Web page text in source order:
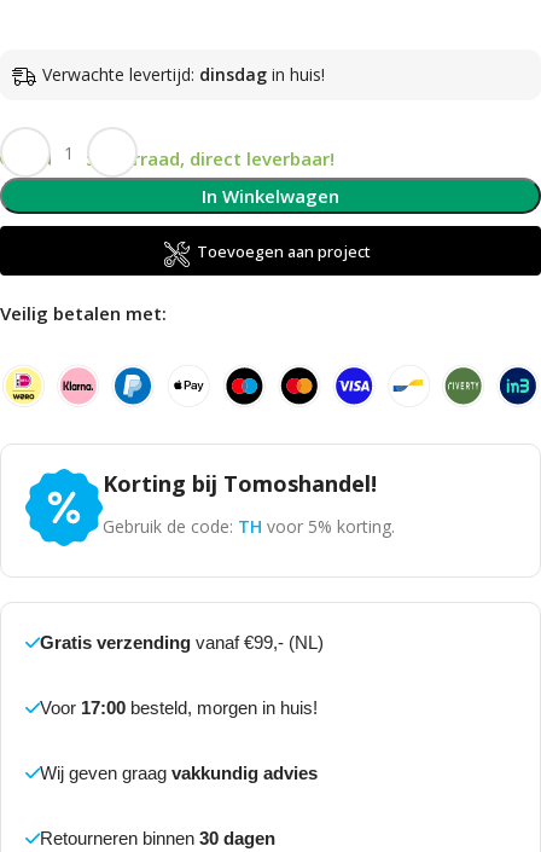
Verwachte levertijd: dinsdag in huis!
Op voorraad, direct leverbaar!
In Winkelwagen
Toevoegen aan project
Veilig betalen met:
Korting bij Tomoshandel!
Gebruik de code: TH voor 5% korting.
Gratis verzending vanaf €99,- (NL)
Voor 17:00 besteld, morgen in huis!
Wij geven graag vakkundig advies
Retourneren binnen 30 dagen